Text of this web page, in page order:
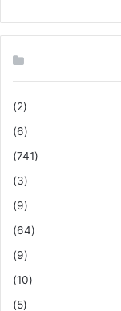
(2)
(6)
(741)
(3)
(9)
(64)
(9)
(10)
(5)